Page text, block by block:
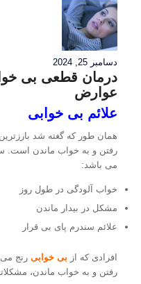
دسامبر 25, 2024
درمان قطعی بی
عوارض
علائم بی خوابی
همان طور که گغته شد بارزترین
رفتن و به خواب ماندن است.
می باشد:
خواب آلودگی در طول روز
مشکل در بیدار ماندن
علائم سندرم پای بی قرار
افرادی که از بی خوابیرنج می
رفتن و به خواب ماندن،